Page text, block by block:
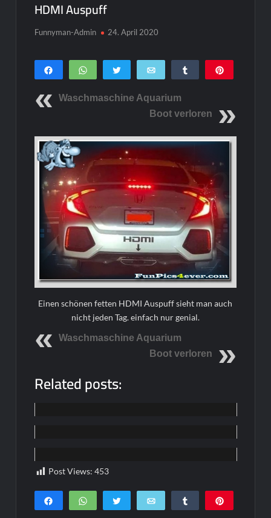
HDMI Auspuff
Funnyman-Admin 24. April 2020
Teilen WhatsApp Twittern E-Mail Teilen
SHARES
Waschmaschine Aquarium
Boot verloren
Einen schönen fetten HDMI Auspuff sieht man auch
nicht jeden Tag. einfach nur genial.
Waschmaschine Aquarium
Boot verloren
Related posts:
Post Views: 453
Teilen WhatsApp Twittern E-Mail Teilen